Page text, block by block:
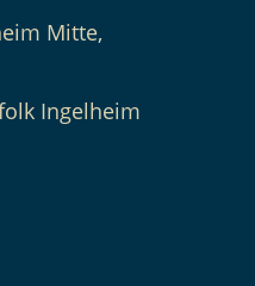
Mitte,
Ingelheim